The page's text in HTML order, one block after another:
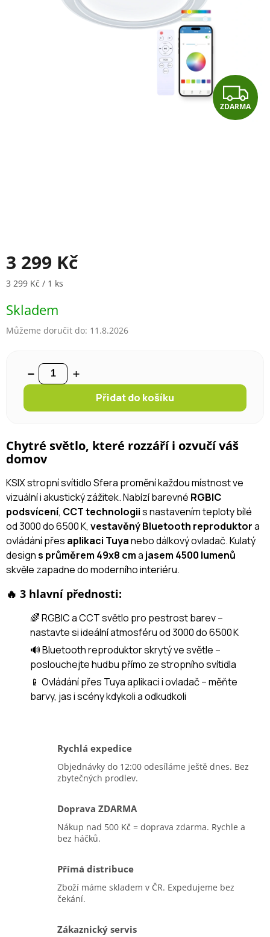
Z
D
ZDARMA
3 299 Kč
Měrná cena:
3 299 Kč / 1 ks
Skladem
Můžeme doručit do: 11.8.2026
Přidat do košíku
Chytré světlo, které rozzáří i ozvučí váš
domov
KSIX stropní svítidlo Sfera promění každou místnost ve
vizuální i akustický zážitek. Nabízí barevné RGBIC
podsvícení, CCT technologiis nastavením teploty bílé
od 3000 do 6500 K, vestavěný Bluetooth reproduktora
ovládání přes aplikaci Tuyanebo dálkový ovladač. Kulatý
designs průměrem 49x8 cma jasem 4500 lumenů
skvěle zapadne do moderního interiéru.
🔥 3 hlavní přednosti:
🌈 RGBIC a CCT světlo pro pestrost barev –
nastavte si ideální atmosféru od 3000 do 6500 K
🔊 Bluetooth reproduktor skrytý ve světle –
poslouchejte hudbu přímo ze stropního svítidla
📱 Ovládání přes Tuya aplikaci i ovladač – měňte
barvy, jas i scény kdykoli a odkudkoli
Rychlá expedice
Objednávky do 12:00 odesíláme ještě dnes. Bez
zbytečných prodlev.
Doprava ZDARMA
Nákup nad 500 Kč = doprava zdarma. Rychle a
bez háčků.
Přímá distribuce
Zboží máme skladem v ČR. Expedujeme bez
čekání.
Zákaznický servis